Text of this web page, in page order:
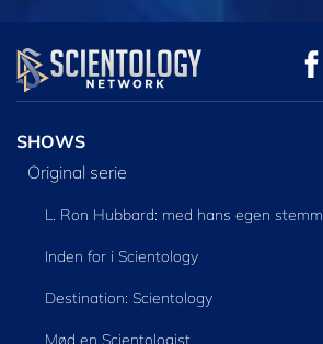
SE
SHOWS
Original serie
L. Ron Hubbard: med hans egen
Inden for i Scientology
Destination: Scientology
Mød en Scientologist